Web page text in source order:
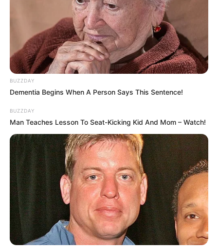
BUZZDAY
Dementia Begins When A Person Says This Sentence!
BUZZDAY
Man Teaches Lesson To Seat-Kicking Kid And Mom – Watch!